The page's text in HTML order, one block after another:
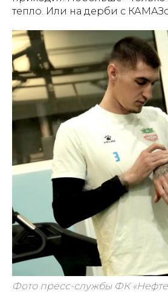
тепло. Или на дерби с
Фото пресс-службы ФК